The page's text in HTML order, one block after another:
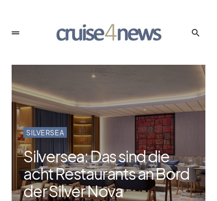
SILVERSEA
Silversea: Das sind die
acht Restaurants an Bord
der Silver Nova